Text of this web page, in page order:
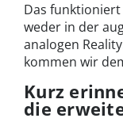
Das
weder in der
analogen
kommen wir
Kurz
die